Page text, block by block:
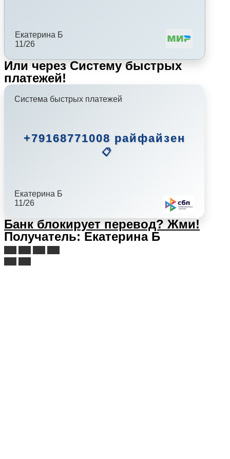
Екатерина Б
11/26
Или через Систему быстрых
платежей!
Система быстрых платежей
+79168771008 райфайзен
📋
Екатерина Б
11/26
Банк блокирует перевод? Жми!
Получатель: Екатерина Б